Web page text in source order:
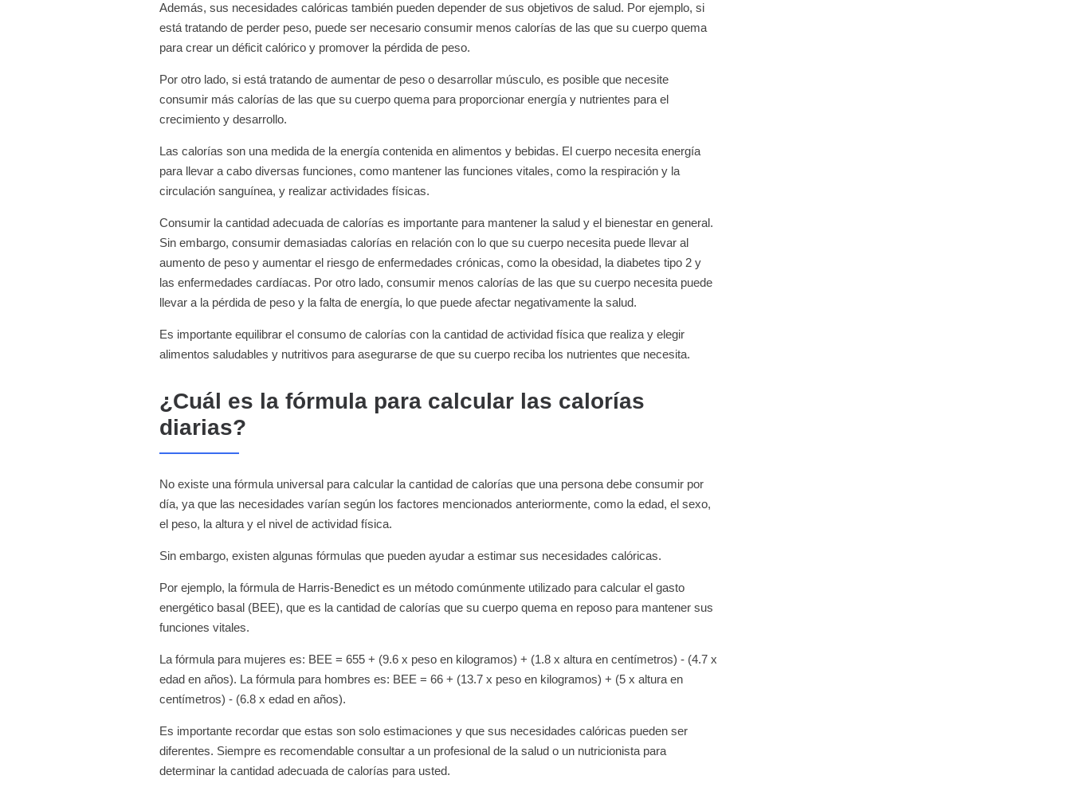
Además, sus necesidades calóricas también pueden depender de sus objetivos de salud. Por ejemplo, si
está tratando de perder peso, puede ser necesario consumir menos calorías de las que su cuerpo quema
para crear un déficit calórico y promover la pérdida de peso.
Por otro lado, si está tratando de aumentar de peso o desarrollar músculo, es posible que necesite
consumir más calorías de las que su cuerpo quema para proporcionar energía y nutrientes para el
crecimiento y desarrollo.
Las calorías son una medida de la energía contenida en alimentos y bebidas. El cuerpo necesita energía
para llevar a cabo diversas funciones, como mantener las funciones vitales, como la respiración y la
circulación sanguínea, y realizar actividades físicas.
Consumir la cantidad adecuada de calorías es importante para mantener la salud y el bienestar en general.
Sin embargo, consumir demasiadas calorías en relación con lo que su cuerpo necesita puede llevar al
aumento de peso y aumentar el riesgo de enfermedades crónicas, como la obesidad, la diabetes tipo 2 y
las enfermedades cardíacas. Por otro lado, consumir menos calorías de las que su cuerpo necesita puede
llevar a la pérdida de peso y la falta de energía, lo que puede afectar negativamente la salud.
Es importante equilibrar el consumo de calorías con la cantidad de actividad física que realiza y elegir
alimentos saludables y nutritivos para asegurarse de que su cuerpo reciba los nutrientes que necesita.
¿Cuál es la fórmula para calcular las calorías
diarias?
No existe una fórmula universal para calcular la cantidad de calorías que una persona debe consumir por
día, ya que las necesidades varían según los factores mencionados anteriormente, como la edad, el sexo,
el peso, la altura y el nivel de actividad física.
Sin embargo, existen algunas fórmulas que pueden ayudar a estimar sus necesidades calóricas.
Por ejemplo, la fórmula de Harris-Benedict es un método comúnmente utilizado para calcular el gasto
energético basal (BEE), que es la cantidad de calorías que su cuerpo quema en reposo para mantener sus
funciones vitales.
La fórmula para mujeres es: BEE = 655 + (9.6 x peso en kilogramos) + (1.8 x altura en centímetros) - (4.7 x
edad en años). La fórmula para hombres es: BEE = 66 + (13.7 x peso en kilogramos) + (5 x altura en
centímetros) - (6.8 x edad en años).
Es importante recordar que estas son solo estimaciones y que sus necesidades calóricas pueden ser
diferentes. Siempre es recomendable consultar a un profesional de la salud o un nutricionista para
determinar la cantidad adecuada de calorías para usted.